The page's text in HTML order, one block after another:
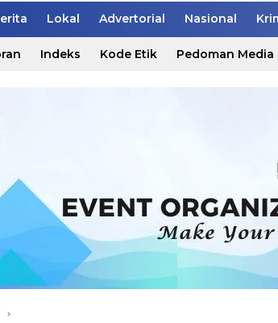
Lokal Advertorial Nasional
Indeks Kode Etik Pedoman Media